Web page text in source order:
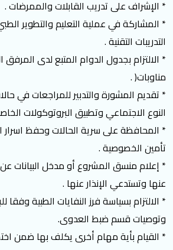
* الإشراف على تدريب القابلات والممرضات .
* المشاركة في عملية التعليم والتطوير
التدريبات التقنية .
* الالتزام بجدول الدوام المتبع لدى
مناوبات( .
* تقديم المشورة والتدبير للمراجعات في
النوع الاجتماعي وتطبيق البروتوكولات
* المحافظة على سرية الحالات وحفظ
تأمين الخصوصية .
* إعلام منسق المشروع أو مدخل البيانات
عنها وتستدعي الإنذار عنها .
* الالتزام بسياسة فرز النفايات الطبية وفقا
وتوصيات قسم ضبط العدوى.
* القيام بأية مهام أخرى يكلف بها ضمن